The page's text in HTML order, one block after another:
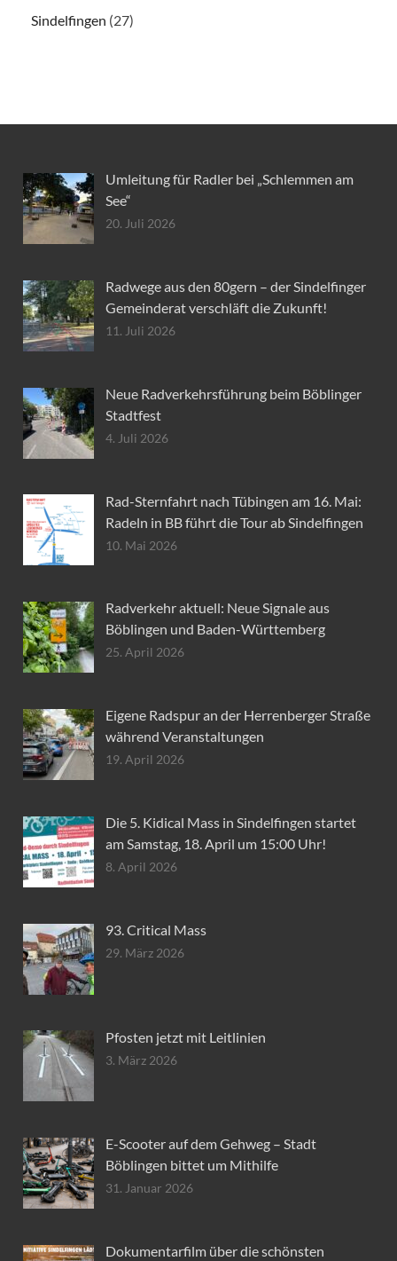
Sindelfingen (27)
Umleitung für Radler bei „Schlemmen am
See“
20. Juli 2026
Radwege aus den 80gern – der Sindelfinger
Gemeinderat verschläft die Zukunft!
11. Juli 2026
Neue Radverkehrsführung beim Böblinger
Stadtfest
4. Juli 2026
Rad-Sternfahrt nach Tübingen am 16. Mai:
Radeln in BB führt die Tour ab Sindelfingen
10. Mai 2026
Radverkehr aktuell: Neue Signale aus
Böblingen und Baden-Württemberg
25. April 2026
Eigene Radspur an der Herrenberger Straße
während Veranstaltungen
19. April 2026
Die 5. Kidical Mass in Sindelfingen startet
am Samstag, 18. April um 15:00 Uhr!
8. April 2026
93. Critical Mass
29. März 2026
Pfosten jetzt mit Leitlinien
3. März 2026
E-Scooter auf dem Gehweg – Stadt
Böblingen bittet um Mithilfe
31. Januar 2026
Dokumentarfilm über die schönsten